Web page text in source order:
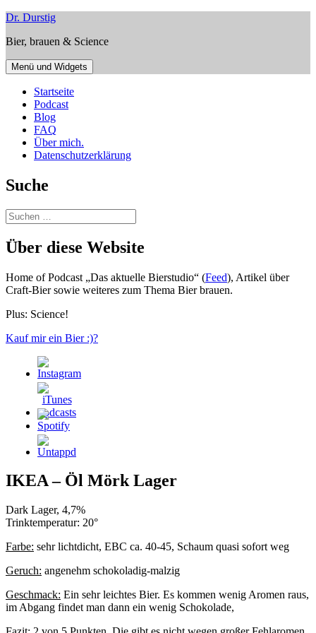
Zum
springen
Dr. Durstig
Bier, brauen & Science
Menü und Widgets
Startseite
Podcast
Blog
FAQ
Über mich.
Datenschutzerklärung
Suche
Suchen
nach:
Über diese Website
Home of Podcast „Das aktuelle Bierstudio“ (Feed), Artikel über
Craft-Bier sowie weiteres zum Thema Bier brauen.
Plus: Science!
Kauf mir ein Bier :)?
IKEA – Öl Mörk Lager
Dark Lager, 4,7%
Trinktemperatur: 20°
Farbe: sehr lichtdicht, EBC ca. 40-45, Schaum quasi sofort weg
Geruch: angenehm schokoladig-malzig
Geschmack: Ein sehr leichtes Bier. Es kommen wenig Aromen raus,
im Abgang findet man dann ein wenig Schokolade,